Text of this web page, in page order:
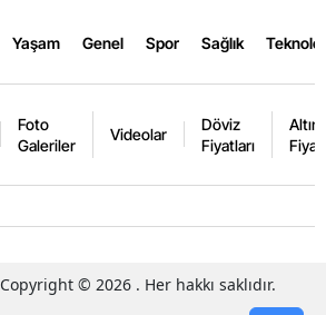
Yaşam Genel Spor Sağlık
Foto
Galeriler
Videolar
Döviz
Fiyatları
Altın
Copyright © 2026 . Her hakkı saklıdır.